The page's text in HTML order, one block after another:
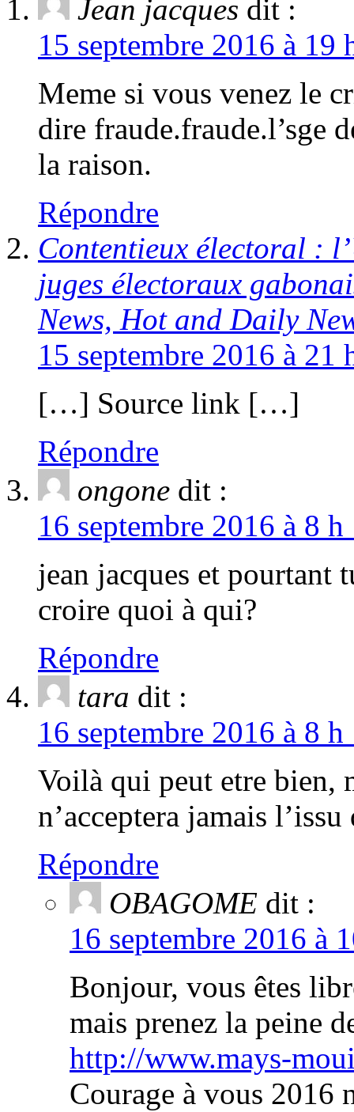
Jean jacques dit :
15 septembre 2016 à
Meme si vous venez le
dire fraude.fraude.l’sge
la raison.
Répondre
Contentieux électoral :
juges électoraux
News, Hot and Daily
15 septembre 2016 à
[…] Source link […]
Répondre
ongone dit :
16 septembre 2016 à 8
jean jacques et pourtant
croire quoi à qui?
Répondre
tara dit :
16 septembre 2016 à 8
Voilà qui peut etre bien,
n’acceptera jamais
Répondre
OBAGOME dit :
16 septembre 2016 à
Bonjour, vous êtes
mais prenez la peine
http://www.mays-
Courage à vous 2016